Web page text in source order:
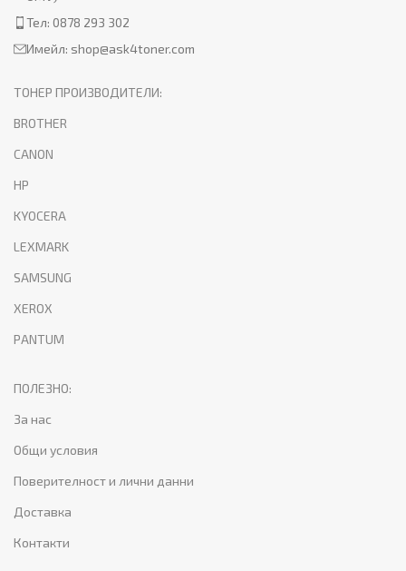
Тел: 0878 293 302
Имейл: shop@ask4toner.com
ТОНЕР ПРОИЗВОДИТЕЛИ:
BROTHER
CANON
HP
KYOCERA
LEXMARK
SAMSUNG
XEROX
PANTUM
ПОЛЕЗНО:
За нас
Общи условия
Поверителност и лични данни
Доставка
Контакти